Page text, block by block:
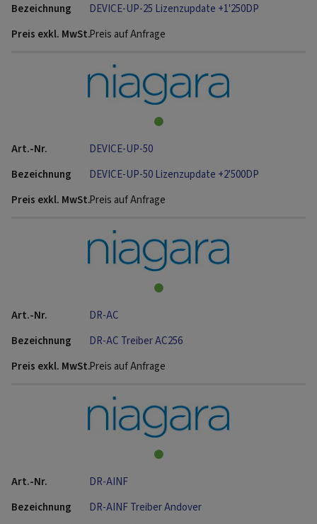
DEVICE-UP-25 Lizenzupdate +1'250DP
Preis auf Anfrage
DEVICE-UP-50
DEVICE-UP-50 Lizenzupdate +2'500DP
Preis auf Anfrage
DR-AC
DR-AC Treiber AC256
Preis auf Anfrage
DR-AINF
DR-AINF Treiber Andover